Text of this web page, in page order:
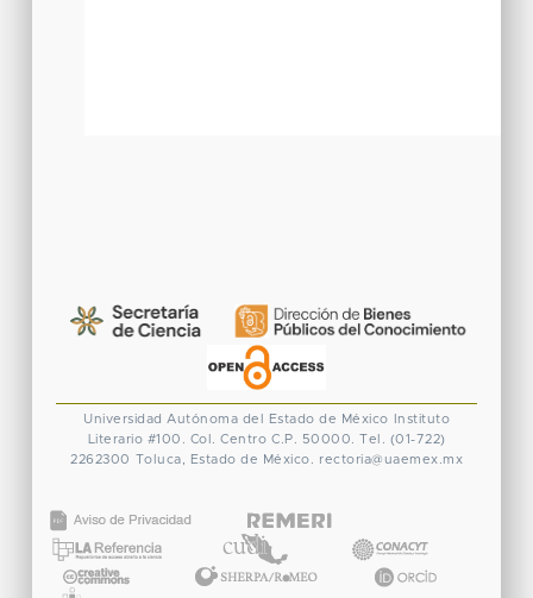
Universidad Autónoma del Estado de México
Instituto
Literario #100. Col. Centro C.P. 50000. Tel. (01-722)
2262300 Toluca, Estado de México. rectoria@uaemex.mx